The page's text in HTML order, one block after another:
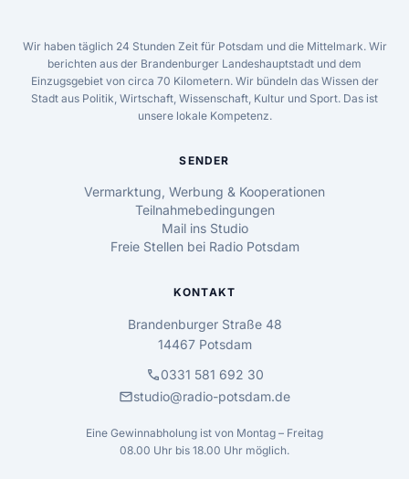
Wir haben täglich 24 Stunden Zeit für Potsdam und die Mittelmark. Wir
berichten aus der Brandenburger Landeshauptstadt und dem
Einzugsgebiet von circa 70 Kilometern. Wir bündeln das Wissen der
Stadt aus Politik, Wirtschaft, Wissenschaft, Kultur und Sport. Das ist
unsere lokale Kompetenz.
SENDER
Vermarktung, Werbung & Kooperationen
Teilnahmebedingungen
Mail ins Studio
Freie Stellen bei Radio Potsdam
KONTAKT
Brandenburger Straße 48
14467 Potsdam
call0331 581 692 30
mailstudio@radio-potsdam.de
Eine Gewinnabholung ist von Montag – Freitag
08.00 Uhr bis 18.00 Uhr möglich.